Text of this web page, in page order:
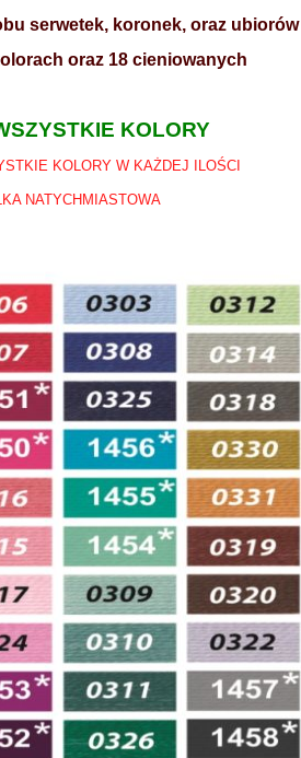
serwetek, koronek, oraz ubiorów
oraz 18 cieniowanych
KOLORY
KOLORY W KAŻDEJ ILOŚCI
NATYCHMIASTOWA